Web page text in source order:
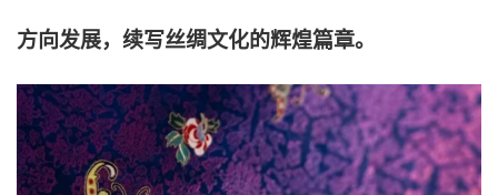
方向发展，续写丝绸文化的辉煌篇章。